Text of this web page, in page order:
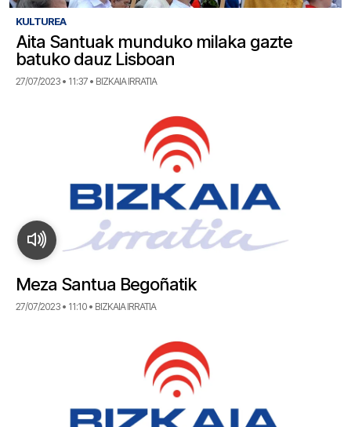
KULTUREA
Aita Santuak munduko milaka gazte
batuko dauz Lisboan
27/07/2023 • 11:37 • BIZKAIA IRRATIA
Meza Santua Begoñatik
27/07/2023 • 11:10 • BIZKAIA IRRATIA